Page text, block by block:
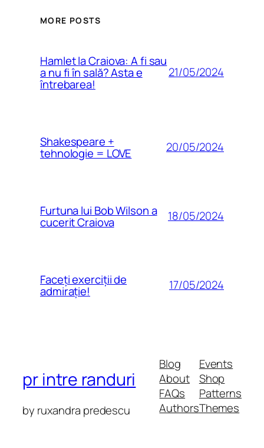
MORE POSTS
Hamlet la Craiova: A fi sau
a nu fi în sală? Asta e
întrebarea!
21/05/2024
Shakespeare +
tehnologie = LOVE 20/05/2024
Furtuna lui Bob Wilson a
cucerit Craiova 18/05/2024
Faceți exerciții de
admirație! 17/05/2024
pr intre randuri
by ruxandra predescu
Blog
About
FAQs
Authors
Events
Shop
Patterns
Themes